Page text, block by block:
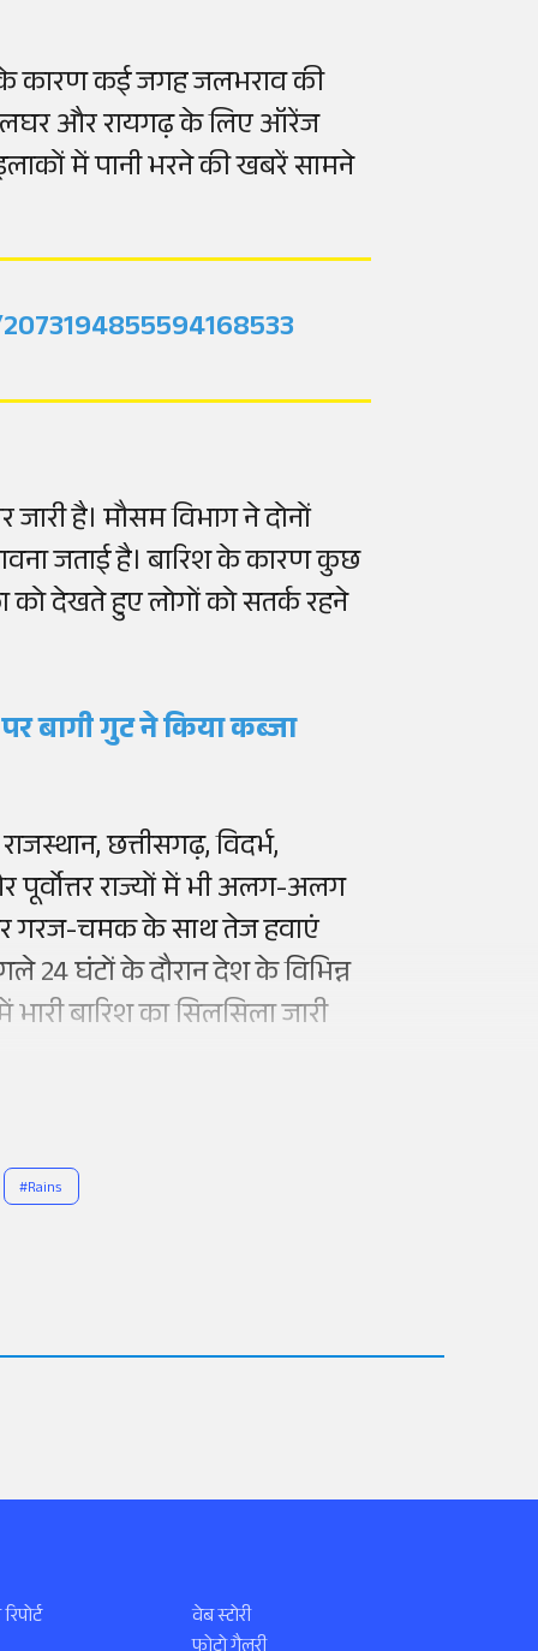
कारण कई जगह जलभराव की
और रायगढ़ के लिए ऑरेंज
में पानी भरने की खबरें सामने
है। मौसम विभाग ने दोनों
जताई है। बारिश के कारण कुछ
देखते हुए लोगों को सतर्क रहने
बागी गुट ने किया कब्जा
छत्तीसगढ़, विदर्भ,
पूर्वोत्तर राज्यों में भी अलग-अलग
पर गरज-चमक के साथ तेज हवाएं
24 घंटों के दौरान देश के विभिन्न
बारिश का सिलसिला जारी
#Rains
वेब स्टोरी